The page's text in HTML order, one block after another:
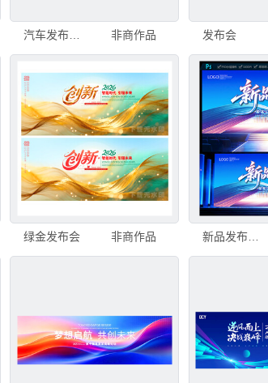
非商作品 发布会
绿金发布会 非商作品 新品发布会舞台背景